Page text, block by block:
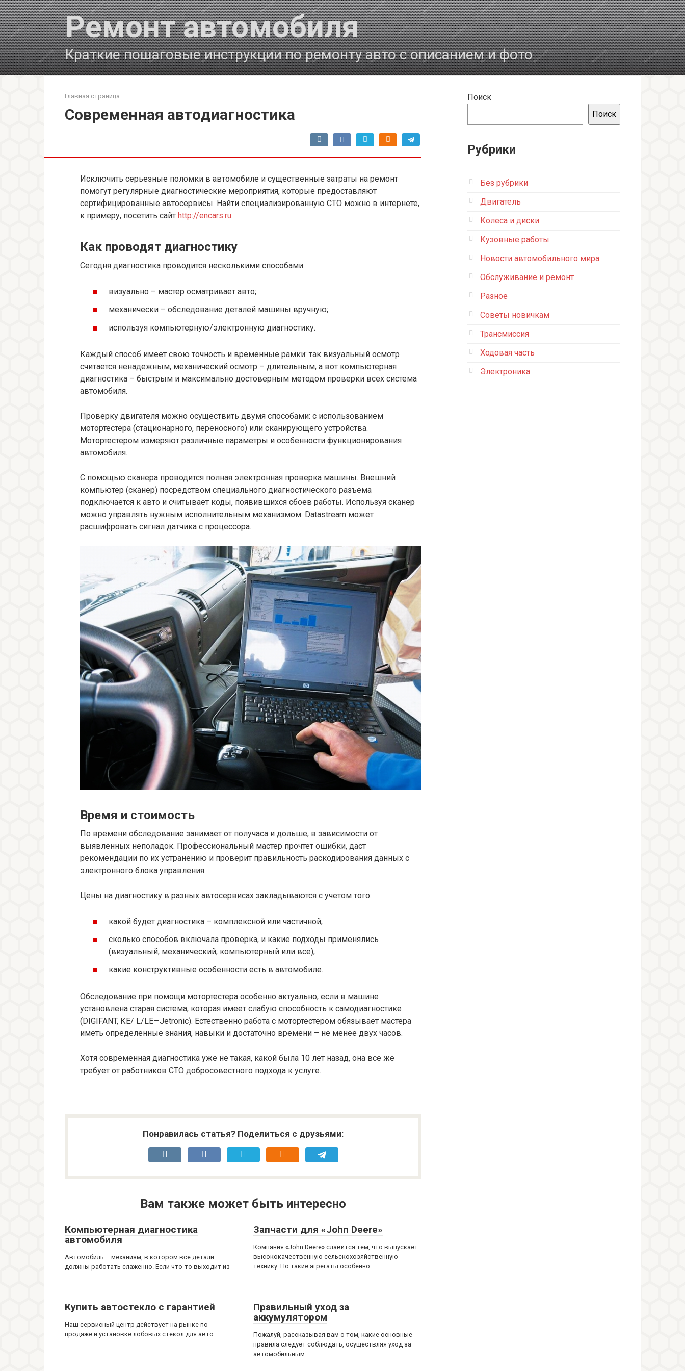
Перейти
к
контенту
Ремонт автомобиля
Краткие пошаговые инструкции по ремонту авто с описанием и фото
Главная страница
Современная автодиагностика
Исключить серьезные поломки в автомобиле и существенные затраты на ремонт
помогут регулярные диагностические мероприятия, которые предоставляют
сертифицированные автосервисы. Найти специализированную СТО можно в интернете,
к примеру, посетить сайт http://encars.ru.
Как проводят диагностику
Сегодня диагностика проводится несколькими способами:
визуально – мастер осматривает авто;
механически – обследование деталей машины вручную;
используя компьютерную/электронную диагностику.
Каждый способ имеет свою точность и временные рамки: так визуальный осмотр
считается ненадежным, механический осмотр – длительным, а вот компьютерная
диагностика – быстрым и максимально достоверным методом проверки всех система
автомобиля.
Проверку двигателя можно осуществить двумя способами: с использованием
мотортестера (стационарного, переносного) или сканирующего устройства.
Мотортестером измеряют различные параметры и особенности функционирования
автомобиля.
С помощью сканера проводится полная электронная проверка машины. Внешний
компьютер (сканер) посредством специального диагностического разъема
подключается к авто и считывает коды, появившихся сбоев работы. Используя сканер
можно управлять нужным исполнительным механизмом. Datastream может
расшифровать сигнал датчика с процессора.
Время и стоимость
По времени обследование занимает от получаса и дольше, в зависимости от
выявленных неполадок. Профессиональный мастер прочтет ошибки, даст
рекомендации по их устранению и проверит правильность раскодирования данных с
электронного блока управления.
Цены на диагностику в разных автосервисах закладываются с учетом того:
какой будет диагностика – комплексной или частичной;
сколько способов включала проверка, и какие подходы применялись
(визуальный, механический, компьютерный или все);
какие конструктивные особенности есть в автомобиле.
Обследование при помощи мотортестера особенно актуально, если в машине
установлена старая система, которая имеет слабую способность к самодиагностике
( DIGIFANT, КЕ/ L/LЕ—Jetronic). Естественно работа с мотортестером обязывает мастера
иметь определенные знания, навыки и достаточно времени – не менее двух часов.
Хотя современная диагностика уже не такая, какой была 10 лет назад, она все же
требует от работников СТО добросовестного подхода к услуге.
Понравилась статья? Поделиться с друзьями:
Вам также может быть интересно
Компьютерная диагностика
автомобиля
Автомобиль – механизм, в котором все детали
должны работать слаженно. Если что-то выходит из
Запчасти для «John Deere»
Компания «John Deere» славится тем, что выпускает
высококачественную сельскохозяйственную
технику. Но такие агрегаты особенно
Купить автостекло с гарантией
Наш сервисный центр действует на рынке по
продаже и установке лобовых стекол для авто
Правильный уход за
аккумулятором
Пожалуй, рассказывая вам о том, какие основные
правила следует соблюдать, осуществляя уход за
автомобильным
Поиск
Поиск
Рубрики
Без рубрики
Двигатель
Колеса и диски
Кузовные работы
Новости автомобильного мира
Обслуживание и ремонт
Разное
Советы новичкам
Трансмиссия
Ходовая часть
Электроника